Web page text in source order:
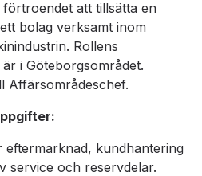
att tillsätta en
bolag verksamt inom
Rollens
i Göteborgsområdet.
Affärsområdeschef.
eftermarknad, kundhantering
service och reservdelar.